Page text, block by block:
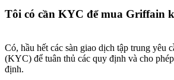
Tôi có cần KYC để mua Griffain
Có, hầu hết các sàn giao dịch tập trung yêu
(KYC) để tuân thủ các quy định và cho
định.